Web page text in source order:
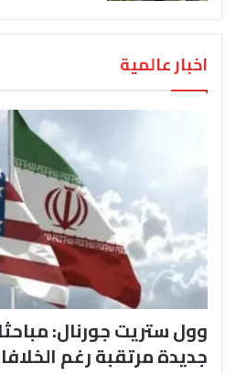
اخبار عالمية
وول ستريت جورنال:
جديدة مرتقبة رغم